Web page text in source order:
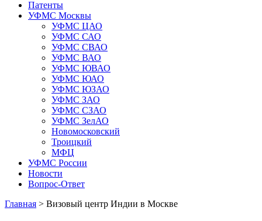
Патенты
УФМС Москвы
УФМС ЦАО
УФМС САО
УФМС СВАО
УФМС ВАО
УФМС ЮВАО
УФМС ЮАО
УФМС ЮЗАО
УФМС ЗАО
УФМС СЗАО
УФМС ЗелАО
Новомосковский
Троицкий
МФЦ
УФМС России
Новости
Вопрос-Ответ
Главная > Визовый центр Индии в Москве